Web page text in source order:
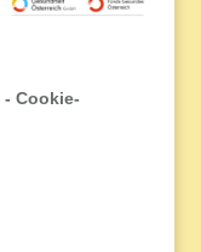
- Cookie-